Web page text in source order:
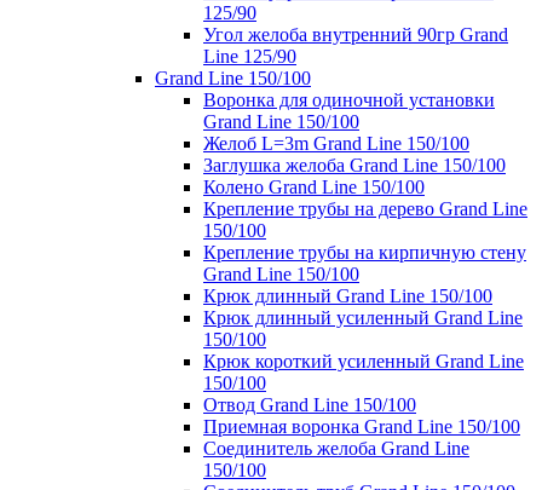
125/90
Угол желоба внутренний 90гр Grand
Line 125/90
Grand Line 150/100
Воронка для одиночной установки
Grand Line 150/100
Желоб L=3m Grand Line 150/100
Заглушка желоба Grand Line 150/100
Колено Grand Line 150/100
Крепление трубы на дерево Grand Line
150/100
Крепление трубы на кирпичную стену
Grand Line 150/100
Крюк длинный Grand Line 150/100
Крюк длинный усиленный Grand Line
150/100
Крюк короткий усиленный Grand Line
150/100
Отвод Grand Line 150/100
Приемная воронка Grand Line 150/100
Соединитель желоба Grand Line
150/100